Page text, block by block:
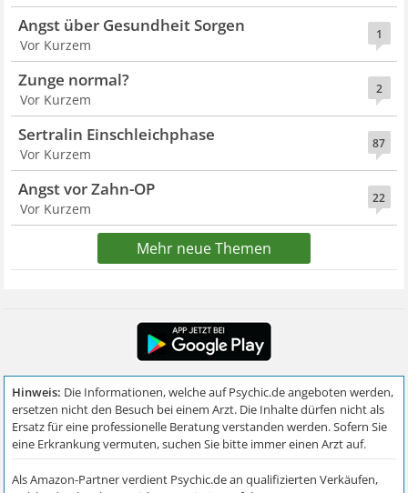
1
Angst über Gesundheit Sorgen
Vor Kurzem
2
Zunge normal?
Vor Kurzem
87
Sertralin Einschleichphase
Vor Kurzem
22
Angst vor Zahn-OP
Vor Kurzem
Mehr neue Themen